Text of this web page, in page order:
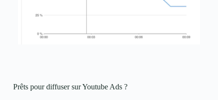
Prêts pour diffuser sur Youtube Ads ?